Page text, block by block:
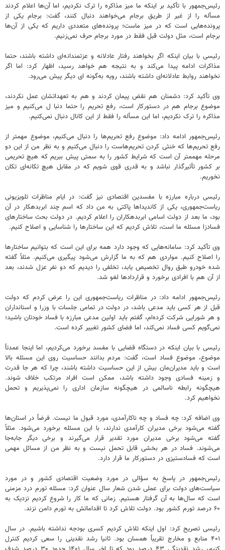
رئیس‌جمهور با تأکید بر اینکه ما میز مذاکره را ترک نکردیم، اما آن‌ها اعلام کردند
مسأله را از غیر از طریق برجام می‌خواهند دنبال کنند، گفت: برجام یکی از
پرونده‌هایی است که در میز ماست؛ پرونده‌های متعددی داریم که یکی از آن‌ها
برجام است، مثل دولت قبل فقط در مورد برجام حرف نمی‌زنیم.
رئیسی با بیان اینکه اگر بخواهند رفتار عادلانه و عزتمندانه‌ای داشته باشند، حتما
مذاکرات ادامه پیدا می‌کند و به نتیجه هم خواهد رسید، اظهار کرد: اما اگر
نخواهند روابط عادلانه‌ای داشته باشند، رویه به‌گونه ای دیگر پیش می‌رود.
وی تأکید کرد: دشمنان هم نقض پیمان کردند و هم به تعهداتشان عمل نکردند،
موضوع برجام هم در دستورکار است، رفع تحریم را حتما دنبا ل می‌کنیم و میز
مذاکره را ترک نکردیم، اما این مسأله را فقط از این کانال دنبال نمی‌کنیم.
رئیس‌جمهور ادامه داد: موضوع رفع تحریم‌ها را دنبال می‌کنیم، موضوع مهمتر از
رفع تحریم‌ها که خنثی کردن تحریم‌هاست را دنبال می‌کنیم و به نظر من از این دو
مرحله مهممتر آن است که شرایط کشور را به سمتی پیش ببریم که هیچ تحریمی
بر کشور تأثیرگذار نباشد و به قدری قوی شویم که در مقابل هیچ تکانه‌ای تکان
نخوریم.
رئیسی درباره مبارزه با مفسدین اقتصادی نیز گفت: در ایام مناظرات تلویزیونی
ریاست‌جمهوری، یکی از کاندیداها پاکتی به من داد که اسم چند ابربدهکار در آن
بود، ما بعد از دولت اسامی ابربدهکاران را اعلام کردیم. در دولت بحث ساختارهای
فسادزا مسئله ما است، تلاش کردیم که این ساختارها را شناسایی و اصلاح کنیم.
وی تأکید کرد: سامانه‌هایی که وجود دارد همه برای این است که بتوانیم ساختارها
را اصلاح کنیم. مواردی هم که به ما گزارش می‌شود پیگیری می‌کنیم. مثلاً گفته
شده خودرو طبق روال تخصیص یابد، تخلفی را دیدیم که دو نفر عزل شدند، بعد
از آن هم با افرادی برخورد و قراردادها لغو شد.
رئیس‌جمهور ادامه داد: در مناظرات ریاست‌جمهوری این را عرض کردم که دولت
قبل از هر کسی باید مدعی‌ باشد، در دولت در تمامی جلسات با وزرا و استانداران
و هر شورایی شرکت کرده‌ام، گفتم باید اولین مدعی مبارزه با فساد خودتان باشید؛
نمی‌گویم کسی فساد نمی‌کند، اما فضای کشور تغییر کرده است.
رئیسی با بیان اینکه در دستگاه قضایی با مفسد برخورد می‌کردیم، اما اینجا عمدتاً
موضوع، موضوع فساد است، گفت: مردم بدانند حساسیت روی این مسئله بالا
است و باید مدیران‌مان بیش از این حساسیت داشته باشند، چرا که هر جا قدرت
و زمینه فسادی وجود داشته باشد، ممکن است افراد مرتکب خلاف شوند.
هیچگونه رابطه ناسالمی در هیچگونه سازمان اداری را نمی‌پذیریم و تحمل
نخواهیم کرد.
وی اضافه کرد: چه فساد و چه ناکارآمدی، مورد قبول ما نیست. فرضاً در استان‌ها
گفته می‌شود برخی مدیران کارآمدی ندارند، با این مسئله برخورد می‌شود. مثلاً
گفته می‌شود برخی مدیران مورد تقدیر قرار می‌گیرند و برخی دیگر جابه‌جا
می‌شوند. فساد در هر بخشی قابل تحمل نیست و به نظر من از مسائل مهمی
است که فسادستیزی در دستورکار ما قرار دارد.
رئیس‌جمهور در پاسخ به سؤالی در مورد وضعیت اقتصادی کشور و در مورد
سیاست‌های دولت برای عملی شدن شعار سال عنوان کرد: مسئله تورم درد مزمنی
است که سال‌ها به آن گرفتار هستیم. زمانی که ما کار را شروع کردیم نزدیک به
۶۰ درصد تورم کشور بود. دولت تلاش کرد تا اقداماتش به تورم دامن نزند.
رئیسی تصریح کرد: اول اینکه تلاش کردیم کسری بودجه نداشته باشیم. در سال
۴۰۱ منابع و مخارج تقریباً همسان بود. ثانیا رشد نقدینی را سعی کردیم کنترل